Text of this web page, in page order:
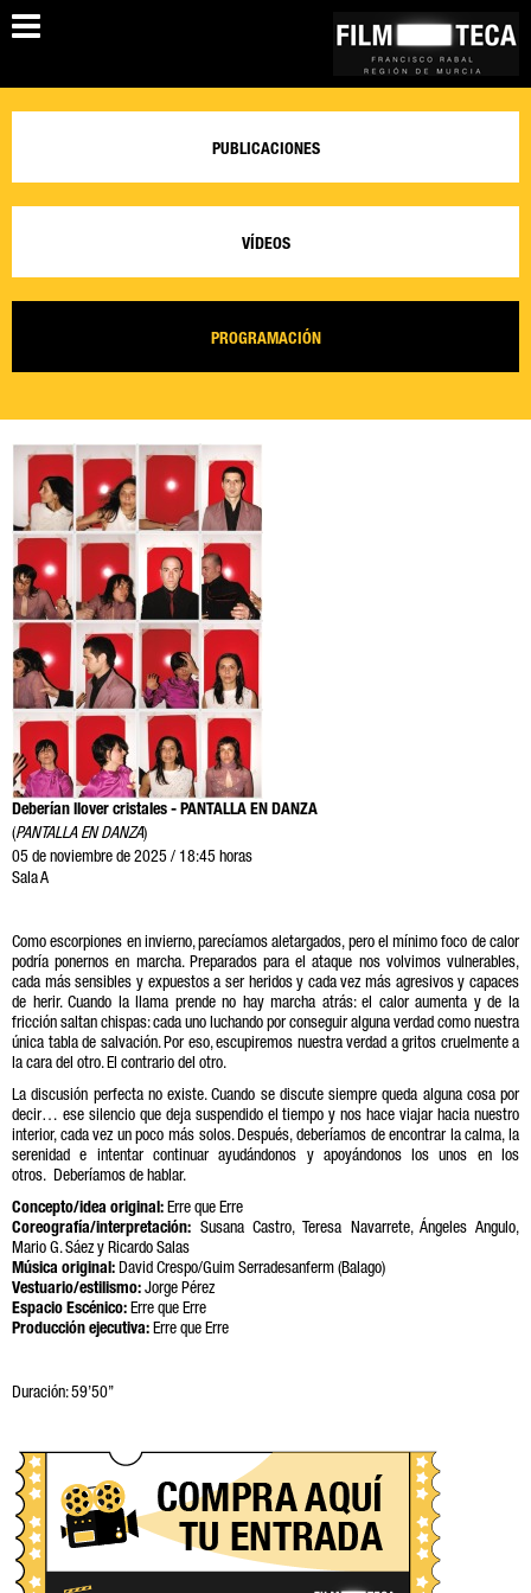
PUBLICACIONES
VÍDEOS
PROGRAMACIÓN
Deberían llover cristales - PANTALLA EN DANZA
(PANTALLA EN DANZA)
05 de noviembre de 2025 / 18:45 horas
Sala A
Como escorpiones en invierno, parecíamos aletargados, pero el mínimo foco de calor
podría ponernos en marcha. Preparados para el ataque nos volvimos vulnerables,
cada más sensibles y expuestos a ser heridos y cada vez más agresivos y capaces
de herir. Cuando la llama prende no hay marcha atrás: el calor aumenta y de la
fricción saltan chispas: cada uno luchando por conseguir alguna verdad como nuestra
única tabla de salvación. Por eso, escupiremos nuestra verdad a gritos cruelmente a
la cara del otro. El contrario del otro.
La discusión perfecta no existe. Cuando se discute siempre queda alguna cosa por
decir… ese silencio que deja suspendido el tiempo y nos hace viajar hacia nuestro
interior, cada vez un poco más solos. Después, deberíamos de encontrar la calma, la
serenidad e intentar continuar ayudándonos y apoyándonos los unos en los
otros. Deberíamos de hablar.
Concepto/idea original: Erre que Erre
Coreografía/interpretación: Susana Castro, Teresa Navarrete, Ángeles Angulo,
Mario G. Sáez y Ricardo Salas
Música original: David Crespo/Guim Serradesanferm (Balago)
Vestuario/estilismo: Jorge Pérez
Espacio Escénico: Erre que Erre
Producción ejecutiva: Erre que Erre
Duración: 59’50’’